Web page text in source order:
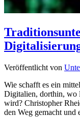
Veröffentlicht von
Wie schafft es ein
Digitalien, dorthin, wo
wird? Christopher
den Weg gemacht und